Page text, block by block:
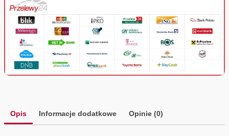
Opis Informacje dodatkowe Opinie (0)